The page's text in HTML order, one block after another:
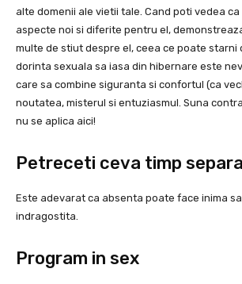
alte domenii ale vietii tale. Cand poti vedea
aspecte noi si diferite pentru el,
multe de stiut despre el, ceea ce poate starni
dorinta sexuala sa iasa din hibernare este
care sa combine siguranta si confortul (ca
noutatea, misterul si entuziasmul. Suna
nu se aplica aici!
Petreceti ceva timp
Este adevarat ca absenta poate face inima
indragostita.
Program in sex